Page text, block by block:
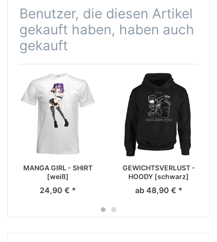
Benutzer, die diesen Artikel
gekauft haben, haben auch
gekauft
MANGA GIRL - SHIRT
[weiß]
24,90 € *
GEWICHTSVERLUST -
HOODY [schwarz]
ab 48,90 € *